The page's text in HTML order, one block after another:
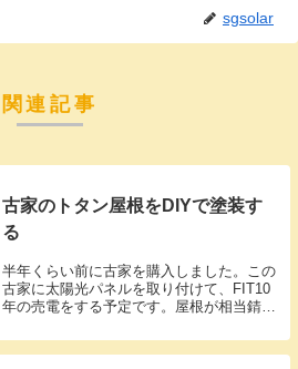
sgsolar
関連記事
古家のトタン屋根をDIYで塗装す
る
半年くらい前に古家を購入しました。この
古家に太陽光パネルを取り付けて、FIT10
年の売電をする予定です。屋根が相当錆び
る事にしました。私はトタン屋根の塗装な
どした事ありません。リサーチしたとこ